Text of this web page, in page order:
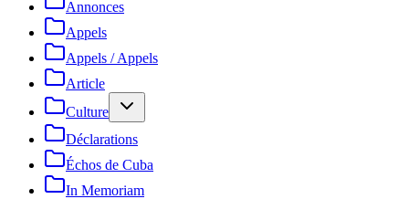
Annonces
Appels
Appels / Appels
Article
Culture
Déclarations
Échos de Cuba
In Memoriam